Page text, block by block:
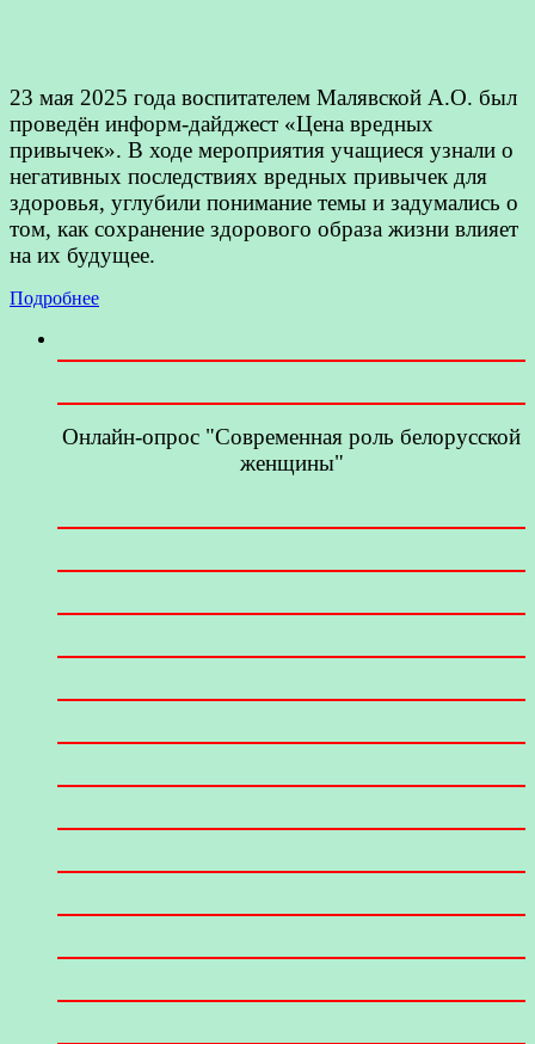
23 мая 2025 года воспитателем Малявской А.О. был
проведён информ-дайджест «Цена вредных
привычек». В ходе мероприятия учащиеся узнали о
негативных последствиях вредных привычек для
здоровья, углубили понимание темы и задумались о
том, как сохранение здорового образа жизни влияет
на их будущее.
Подробнее
Онлайн-опрос "Современная роль белорусской
женщины"